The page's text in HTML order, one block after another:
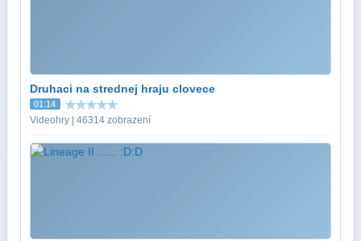
Druhaci na strednej hraju clovece
01:14
Videohry | 46314 zobrazení